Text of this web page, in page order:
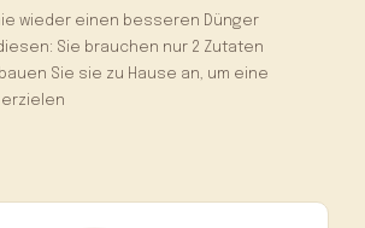
wieder einen besseren Dünger
Sie brauchen nur 2 Zutaten
Sie sie zu Hause an, um eine
erzielen